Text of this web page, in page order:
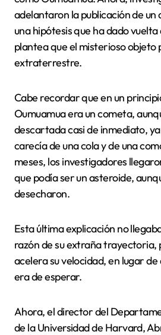
adelantaron la publicación de
una hipótesis que ha dado vuelta
plantea que el misterioso objeto
extraterrestre.
Cabe recordar que en un
Oumuamua era un cometa,
descartada casi de inmediato,
carecía de una cola y de una
meses, los investigadores
que podía ser un asteroide,
desecharon.
Esta última explicación no
razón de su extraña trayectoria,
acelera su velocidad, en lugar
era de esperar.
Ahora, el director del
de la Universidad de Harvard,